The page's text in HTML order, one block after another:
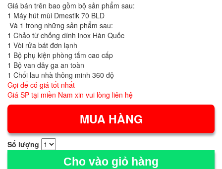
Giá bán trên bao gồm bộ sản phẩm sau:
1 Máy hút mùi Dmestik 70 BLD
Và 1 trong những sản phẩm sau:
1 Chảo từ chống dính inox Hàn Quốc
1 Vòi rửa bát đơn lạnh
1 Bộ phụ kiện phòng tắm cao cấp
1 Bộ van dây ga an toàn
1 Chổi lau nhà thông minh 360 độ
Gọi để có giá tốt nhất
Giá SP tại miền Nam xin vui lòng liên hệ
Số lượng
Cho vào giỏ hàng